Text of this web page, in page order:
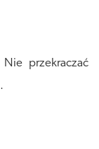
przekraczać